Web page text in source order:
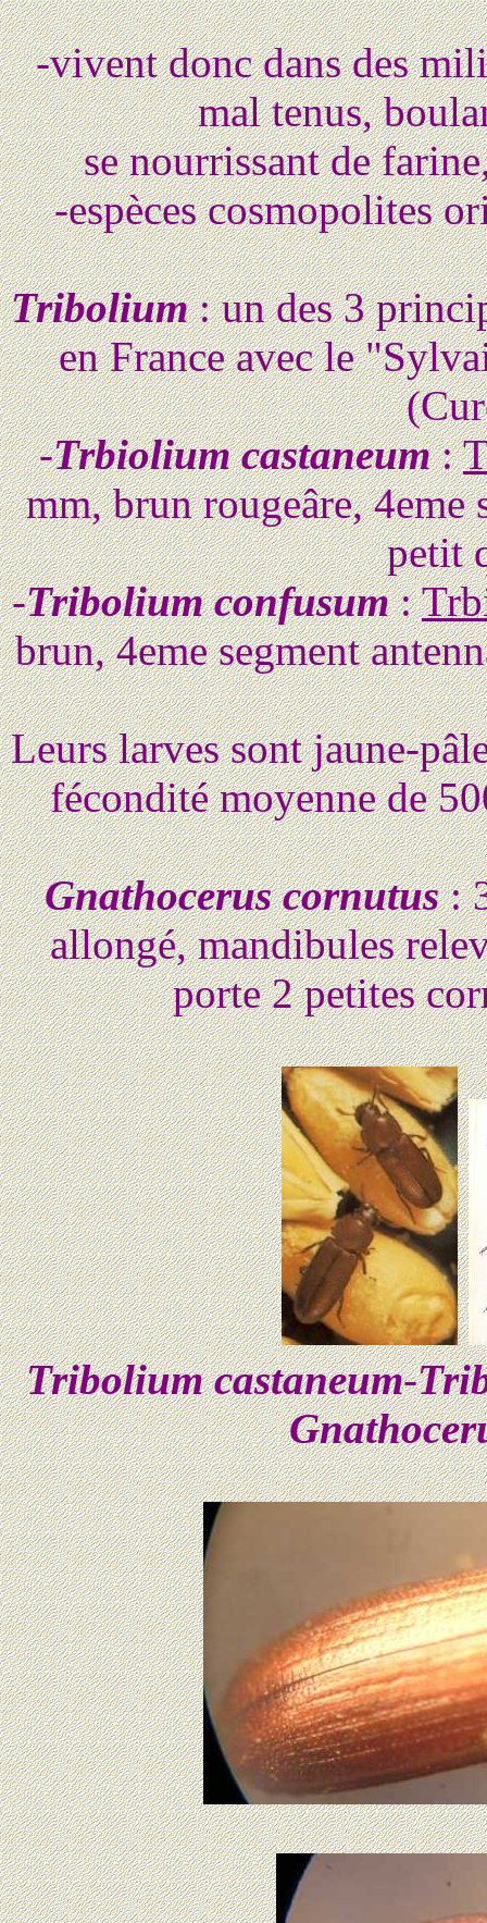
-vivent donc dans des
mal tenus,
se nourrissant de
-espèces cosmopolites
Tribolium: un des 3
en France avec le
-Trbiolium castaneum:
mm, brun rougeâre, 4eme
petit
-Tribolium confusum:
brun, 4eme segment
Leurs larves sont jaune-
fécondité moyenne de
Gnathocerus cornutus:
allongé, mandibules
porte 2 petites
Tribolium castaneum-